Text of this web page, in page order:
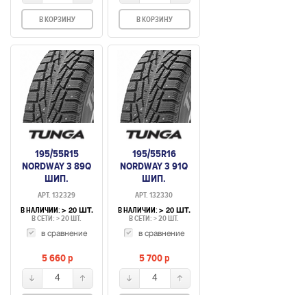
В КОРЗИНУ В КОРЗИНУ
195/55R15
NORDWAY 3 89Q
ШИП.
АРТ. 132329
В НАЛИЧИИ: > 20 ШТ.
В СЕТИ: > 20 ШТ.
в сравнение
5 660p
4
195/55R16
NORDWAY 3 91Q
ШИП.
АРТ. 132330
В НАЛИЧИИ: > 20 ШТ.
В СЕТИ: > 20 ШТ.
в сравнение
5 700p
4